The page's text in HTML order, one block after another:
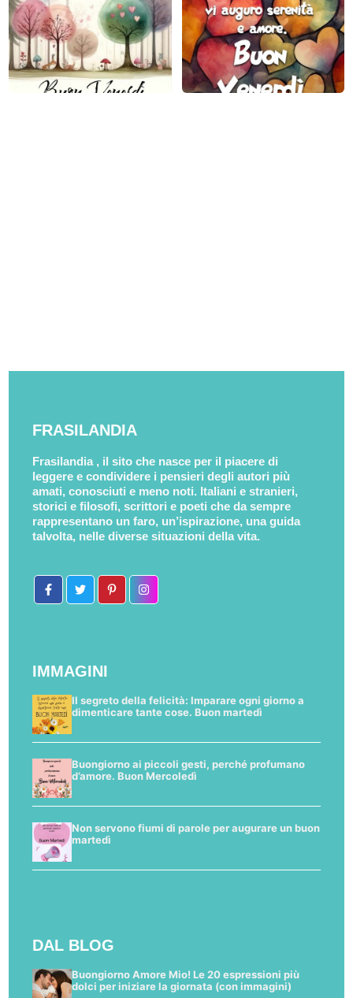
FRASILANDIA
Frasilandia , il sito che nasce per il piacere di
leggere e condividere i pensieri degli autori più
amati, conosciuti e meno noti. Italiani e stranieri,
storici e filosofi, scrittori e poeti che da sempre
rappresentano un faro, un’ispirazione, una guida
talvolta, nelle diverse situazioni della vita.
IMMAGINI
Il segreto della felicità: Imparare ogni giorno a
dimenticare tante cose. Buon martedì
Buongiorno ai piccoli gesti, perché profumano
d’amore. Buon Mercoledì
Non servono fiumi di parole per augurare un buon
martedì
DAL BLOG
Buongiorno Amore Mio! Le 20 espressioni più
dolci per iniziare la giornata (con immagini)